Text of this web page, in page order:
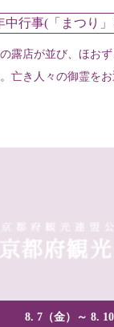
中行事(「まつり
露店が並び、ほお
亡き人々の御霊を
8. 7（金）～ 8. 10